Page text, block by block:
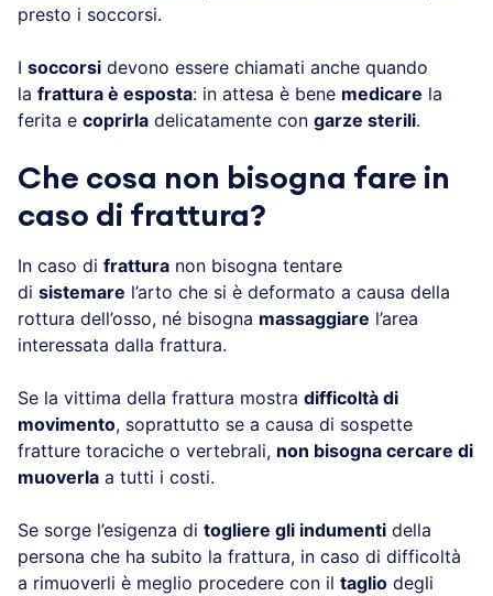
presto i soccorsi.
I soccorsi devono essere chiamati anche quando
la frattura è esposta: in attesa è bene medicare la
ferita e coprirla delicatamente con garze sterili.
Che cosa non bisogna fare in
caso di frattura?
In caso di frattura non bisogna tentare
di sistemare l’arto che si è deformato a causa della
rottura dell’osso, né bisogna massaggiare l’area
interessata dalla frattura.
Se la vittima della frattura mostra difficoltà di
movimento, soprattutto se a causa di sospette
fratture toraciche o vertebrali, non bisogna cercare di
muoverla a tutti i costi.
Se sorge l’esigenza di togliere gli indumenti della
persona che ha subito la frattura, in caso di difficoltà
a rimuoverli è meglio procedere con il taglio degli